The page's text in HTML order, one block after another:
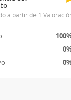
a partir de 1